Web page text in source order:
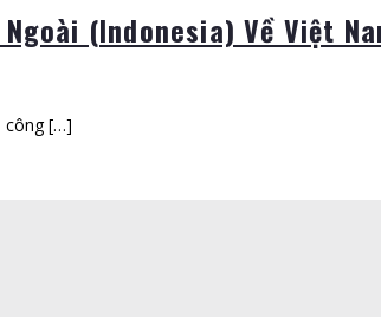
(Indonesia) Về Việt
công […]